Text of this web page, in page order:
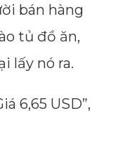
bán hàng
tủ đồ ăn,
lấy nó ra.
6,65 USD”,